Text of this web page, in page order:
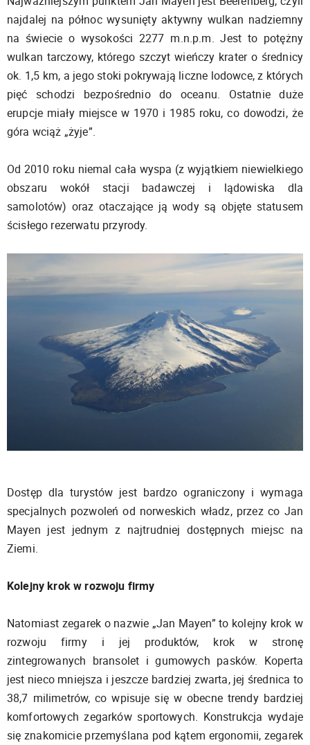
najdalej na północ wysunięty aktywny wulkan nadziemny
na świecie o wysokości 2277 m.n.p.m. Jest to potężny
wulkan tarczowy, którego szczyt wieńczy krater o średnicy
ok. 1,5 km, a jego stoki pokrywają liczne lodowce, z których
pięć schodzi bezpośrednio do oceanu. Ostatnie duże
erupcje miały miejsce w 1970 i 1985 roku, co dowodzi, że
góra wciąż „żyje”.
Od 2010 roku niemal cała wyspa (z wyjątkiem niewielkiego
obszaru wokół stacji badawczej i lądowiska dla
samolotów) oraz otaczające ją wody są objęte statusem
ścisłego rezerwatu przyrody.
Dostęp dla turystów jest bardzo ograniczony i wymaga
specjalnych pozwoleń od norweskich władz, przez co Jan
Mayen jest jednym z najtrudniej dostępnych miejsc na
Ziemi.
Kolejny krok w rozwoju firmy
Natomiast zegarek o nazwie „Jan Mayen” to kolejny krok w
rozwoju firmy i jej produktów, krok w stronę
zintegrowanych bransolet i gumowych pasków. Koperta
jest nieco mniejsza i jeszcze bardziej zwarta, jej średnica to
38,7 milimetrów, co wpisuje się w obecne trendy bardziej
komfortowych zegarków sportowych. Konstrukcja wydaje
się znakomicie przemyślana pod kątem ergonomii, zegarek